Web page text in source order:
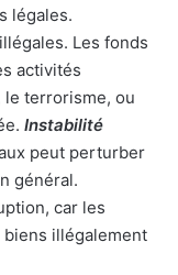
légales.
Les fonds
activités
terrorisme, ou
Instabilité
peut perturber
général.
car les
illégalement